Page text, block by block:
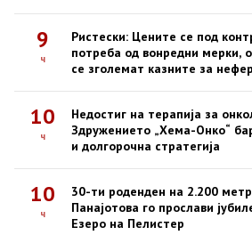
9
ч
Ристески: Цените се под
потреба од вонредни мерки,
се зголемат казните за
10
ч
Недостиг на терапија за
Здружението „Хема-Онко“
и долгорочна стратегија
10
ч
30-ти роденден на 2.200
Панајотова го прослави
Езеро на Пелистер